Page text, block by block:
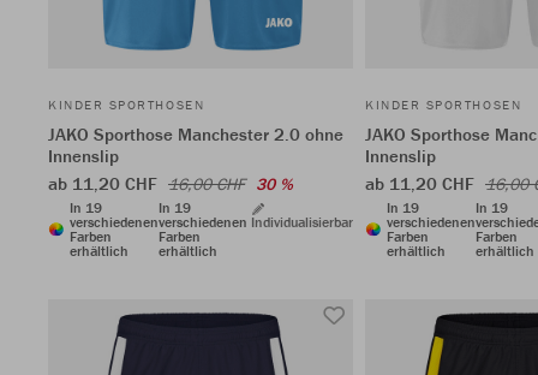
KINDER SPORTHOSEN
JAKO Sporthose Manchester 2.0 ohne
Innenslip
ab 11,20 CHF 16,00 CHF 30 %
In 19
verschiedenen
Farben
erhältlich
In 19
verschiedenen
Farben
erhältlich
Individualisierbar
KINDER SPORTHOSEN
JAKO Sporthose
Innenslip
ab 11,20 CHF 16,00
In 19
verschiedenen
Farben
erhältlich
In 19
Farben
erhältlich